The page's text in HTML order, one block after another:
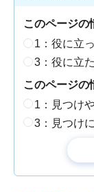
このページの
1：役に立
3：役に立
このページの
1：見つけ
3：見つけ